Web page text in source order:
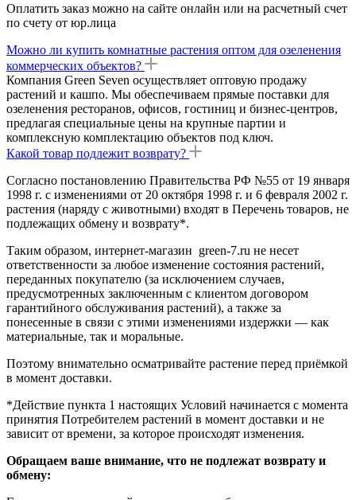
Оплатить заказ можно на сайте онлайн или на расчетный счет
по счету от юр.лица
Можно ли купить комнатные растения оптом для озеленения
коммерческих объектов?
Компания Green Seven осуществляет оптовую продажу
растений и кашпо. Мы обеспечиваем прямые поставки для
озеленения ресторанов, офисов, гостиниц и бизнес-центров,
предлагая специальные цены на крупные партии и
комплексную комплектацию объектов под ключ.
Какой товар подлежит возврату?
Согласно постановлению Правительства РФ №55 от 19 января
1998 г. с изменениями от 20 октября 1998 г. и 6 февраля 2002 г.
растения (наряду с животными) входят в Перечень товаров, не
подлежащих обмену и возврату*.
Таким образом, интернет-магазин green-7.ru не несет
ответственности за любое изменение состояния растений,
переданных покупателю (за исключением случаев,
предусмотренных заключенным с клиентом договором
гарантийного обслуживания растений), а также за
понесенные в связи с этими изменениями издержки — как
материальные, так и моральные.
Поэтому внимательно осматривайте растение перед приёмкой
в момент доставки.
*Действие пункта 1 настоящих Условий начинается с момента
принятия Потребителем растений в момент доставки и не
зависит от времени, за которое происходят изменения.
Обращаем ваше внимание, что не подлежат возврату и
обмену: